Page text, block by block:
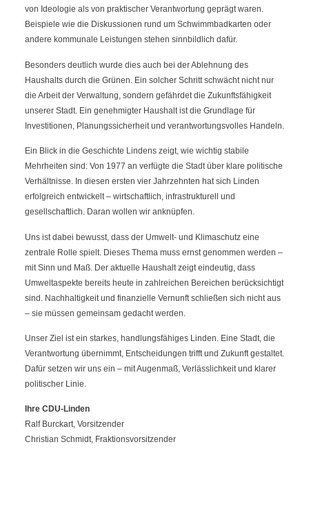
von Ideologie als von praktischer Verantwortung geprägt waren.
Beispiele wie die Diskussionen rund um Schwimmbadkarten oder
andere kommunale Leistungen stehen sinnbildlich dafür.
Besonders deutlich wurde dies auch bei der Ablehnung des
Haushalts durch die Grünen. Ein solcher Schritt schwächt nicht nur
die Arbeit der Verwaltung, sondern gefährdet die Zukunftsfähigkeit
unserer Stadt. Ein genehmigter Haushalt ist die Grundlage für
Investitionen, Planungssicherheit und verantwortungsvolles Handeln.
Ein Blick in die Geschichte Lindens zeigt, wie wichtig stabile
Mehrheiten sind: Von 1977 an verfügte die Stadt über klare politische
Verhältnisse. In diesen ersten vier Jahrzehnten hat sich Linden
erfolgreich entwickelt – wirtschaftlich, infrastrukturell und
gesellschaftlich. Daran wollen wir anknüpfen.
Uns ist dabei bewusst, dass der Umwelt- und Klimaschutz eine
zentrale Rolle spielt. Dieses Thema muss ernst genommen werden –
mit Sinn und Maß. Der aktuelle Haushalt zeigt eindeutig, dass
Umweltaspekte bereits heute in zahlreichen Bereichen berücksichtigt
sind. Nachhaltigkeit und finanzielle Vernunft schließen sich nicht aus
– sie müssen gemeinsam gedacht werden.
Unser Ziel ist ein starkes, handlungsfähiges Linden. Eine Stadt, die
Verantwortung übernimmt, Entscheidungen trifft und Zukunft gestaltet.
Dafür setzen wir uns ein – mit Augenmaß, Verlässlichkeit und klarer
politischer Linie.
Ihre CDU-Linden
Ralf Burckart, Vorsitzender
Christian Schmidt, Fraktionsvorsitzender